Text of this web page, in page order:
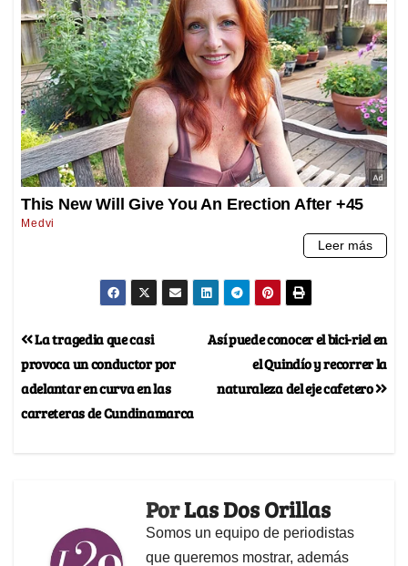
Así puede conocer el bici-riel en
el Quindío y recorrer la
naturaleza del eje cafetero
La tragedia que casi
provoca un conductor por
adelantar en curva en las
carreteras de Cundinamarca
PorLas Dos Orillas
Somos un equipo de periodistas
que queremos mostrar, además